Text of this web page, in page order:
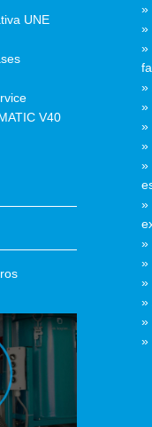
UNE
V40
»
»
»
»
»
»
»
»
»
»
»
»
»
»
»